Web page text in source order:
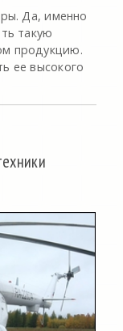
Да, именно
такую
продукцию.
ее высокого